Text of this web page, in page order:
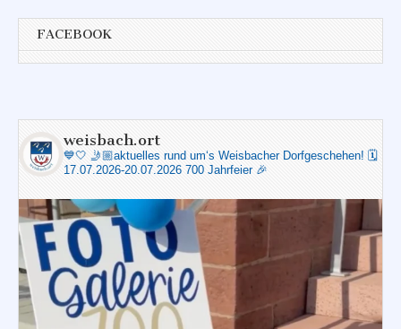
FACEBOOK
weisbach.ort
💙🤍 🤳🏼aktuelles rund um‘s Weisbacher Dorfgeschehen! 🗓️
17.07.2026-20.07.2026 700 Jahrfeier 🎉